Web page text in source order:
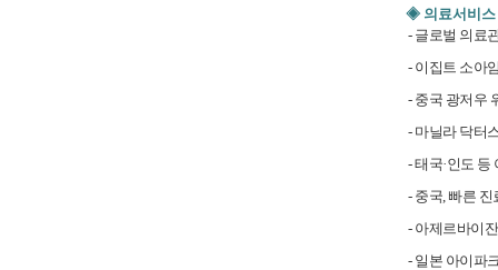
◈ 의료서비스
- 글로벌 의료
- 이집트 소아
- 중국 광저우
- 마닐라 닥터
- 태국·인도
- 중국, 빠른
- 아제르바이
- 일본 아이파